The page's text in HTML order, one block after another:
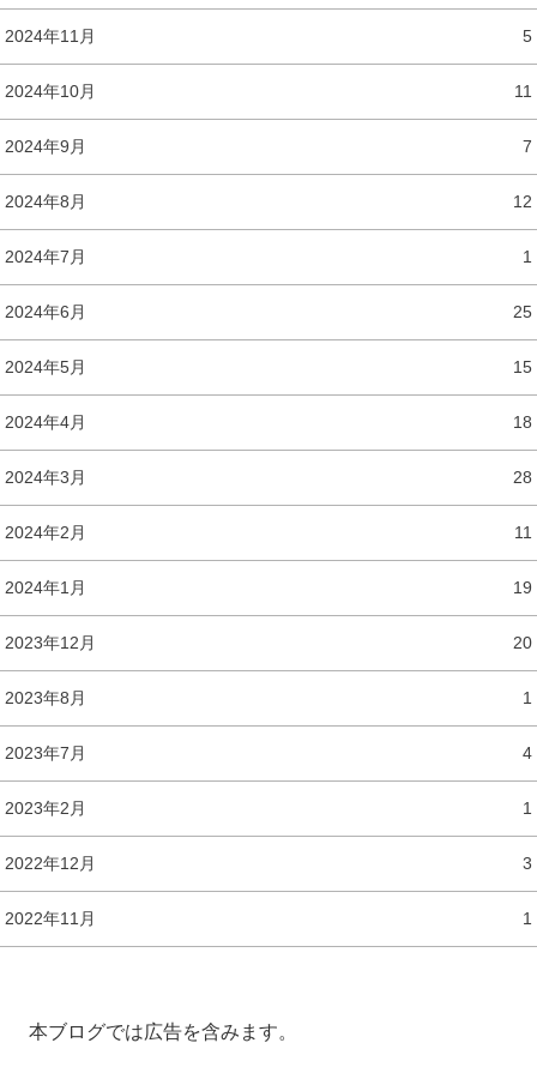
2024年11月 5
2024年10月 11
2024年9月 7
2024年8月 12
2024年7月 1
2024年6月 25
2024年5月 15
2024年4月 18
2024年3月 28
2024年2月 11
2024年1月 19
2023年12月 20
2023年8月 1
2023年7月 4
2023年2月 1
2022年12月 3
2022年11月 1
本ブログでは広告を含みます。